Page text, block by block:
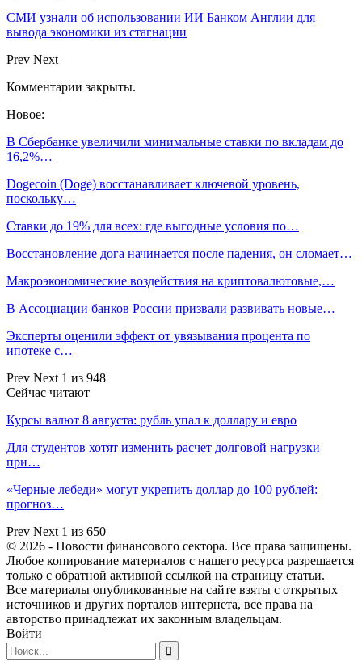
СМИ узнали об использовании ИИ Банком Англии для
вывода экономики из стагнации
Prev Next
Комментарии закрыты.
Новое:
В Сбербанке увеличили минимальные ставки по вкладам до
16,2%…
Dogecoin (Doge) восстанавливает ключевой уровень,
поскольку…
Ставки до 19% для всех: где выгодные условия по…
Восстановление дога начинается после падения, он сломает…
Макроэкономические воздействия на криптовалютовые,…
В Ассоциации банков России призвали развивать новые…
Эксперты оценили эффект от увязывания процента по
ипотеке с…
Prev Next 1 из 948
Сейчас читают
Курсы валют 8 августа: рубль упал к доллару и евро
Для студентов хотят изменить расчет долговой нагрузки
при…
«Черные лебеди» могут укрепить доллар до 100 рублей:
прогноз…
Prev Next 1 из 650
© 2026 - Новости финансового сектора. Все права защищены.
Любое копирование материалов с нашего ресурса разрешается
только с обратной активной ссылкой на страницу статьи.
Все материалы опубликованные на сайте взяты с открытых
источников и других порталов интернета, все права на
авторство принадлежат их законным владельцам.
Войти